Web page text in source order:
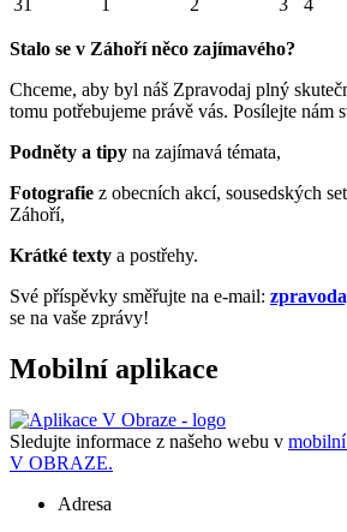
31 1 2 3 4
Stalo se v Záhoří něco zajímavého?
Chceme, aby byl náš Zpravodaj plný
tomu potřebujeme právě vás. Posílejte nám
Podněty a tipy na zajímavá témata,
Fotografie z obecních akcí, sousedských
Záhoří,
Krátké texty a postřehy.
Své příspěvky směřujte na e-mail:
se na vaše zprávy!
Mobilní aplikace
Sledujte informace z našeho webu v
V OBRAZE.
Adresa